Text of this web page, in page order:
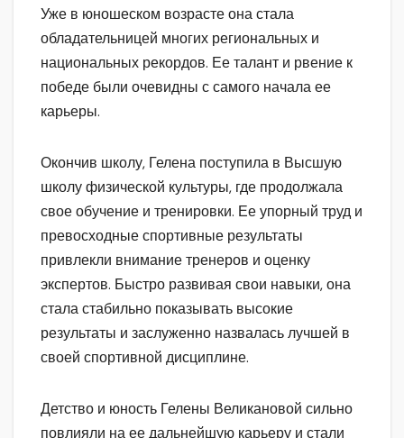
Уже в юношеском возрасте она стала
обладательницей многих региональных и
национальных рекордов. Ее талант и рвение к
победе были очевидны с самого начала ее
карьеры.
Окончив школу, Гелена поступила в Высшую
школу физической культуры, где продолжала
свое обучение и тренировки. Ее упорный труд и
превосходные спортивные результаты
привлекли внимание тренеров и оценку
экспертов. Быстро развивая свои навыки, она
стала стабильно показывать высокие
результаты и заслуженно назвалась лучшей в
своей спортивной дисциплине.
Детство и юность Гелены Великановой сильно
повлияли на ее дальнейшую карьеру и стали